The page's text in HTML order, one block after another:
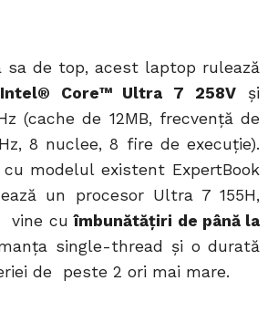
sa de top, acest laptop rulează
Intel® Core™ Ultra 7 258V și
(cache de 12MB, frecvență de
8 nuclee, 8 fire de execuție).
modelul existent ExpertBook
un procesor Ultra 7 155H,
vine cuîmbunătățiri de până la
single-thread și o durată
de peste 2 ori mai mare.